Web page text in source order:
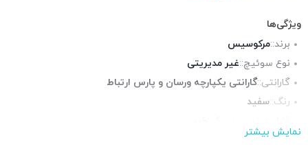
ویژگی‌ها
برند::مرکوسیس
نوع سوئیچ::غیر مدیریتی
گارانتی::گارانتی یکپارچه ورسان و پارس ارتباط
رنگ::سفید
پورت شبکه::
نمایش بیشتر